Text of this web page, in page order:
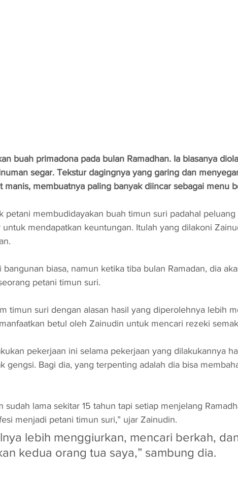
buah primadona pada bulan Ramadhan. Ia biasanya
segar. Tekstur dagingnya yang garing dan
manis, membuatnya paling banyak diincar sebagai menu
petani membudidayakan buah timun suri padahal peluang
mendapatkan keuntungan. Itulah yang dilakoni
biasa, namun ketika tiba bulan Ramadan, dia
petani timun suri.
timun suri dengan alasan hasil yang diperolehnya lebih
betul oleh Zainudin untuk mencari rezeki
pekerjaan ini selama pekerjaan yang dilakukannya
gengsi. Bagi dia, yang terpenting adalah dia bisa
sudah lama sekitar 15 tahun tapi setiap menjelang
menjadi petani timun suri,” ujar Zainudin.
lebih menggiurkan, mencari berkah,
kedua orang tua saya,” sambung dia.